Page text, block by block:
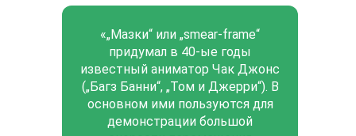
«„Мазки“ или „smear-frame“
придумал в 40-ые годы
известный аниматор Чак Джонс
(„Багз Банни“, „Том и Джерри“). В
основном ими пользуются для
демонстрации большой